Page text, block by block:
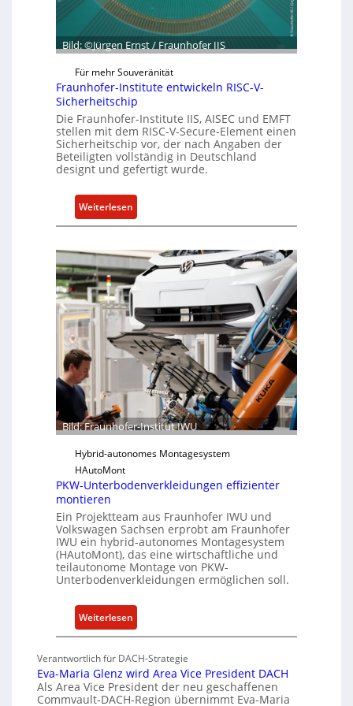
l
i
e
n
c
e
A
c
t
c
h
ä
t
s
e
i
n
h
i
f
r
S
o
f
t
w
a
e
u
n
K
Bild: ©Jürgen Ernst / Fraunhofer IIS
Für mehr Souveränität
Fraunhofer-Institute entwickeln RISC-V-
Sicherheitschip
Die Fraunhofer-Institute IIS, AISEC und EMFT
stellen mit dem RISC-V-Secure-Element einen
Sicherheitschip vor, der nach Angaben der
Beteiligten vollständig in Deutschland
designt und gefertigt wurde.
Weiterlesen
F
a
u
n
h
o
f
e
n
s
t
t
t
e
e
n
t
w
c
k
e
l
n
Bild: Fraunhofer-Institut IWU
Hybrid-autonomes Montagesystem
HAutoMont
PKW-Unterbodenverkleidungen effizienter
montieren
Ein Projektteam aus Fraunhofer IWU und
Volkswagen Sachsen erprobt am Fraunhofer
IWU ein hybrid-autonomes Montagesystem
(HAutoMont), das eine wirtschaftliche und
teilautonome Montage von PKW-
Unterbodenverkleidungen ermöglichen soll.
Weiterlesen
P
W
-
U
Verantwortlich für DACH-Strategie
Eva-Maria Glenz wird Area Vice President DACH
Als Area Vice President der neu geschaffenen
Commvault-DACH-Region übernimmt Eva-Maria